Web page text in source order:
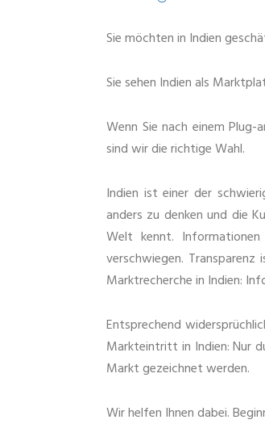
Sie möchten in Indien
Sie sehen Indien als
Wenn Sie nach einem
sind wir die richtige Wahl.
Indien ist einer der
anders zu denken und die
Welt kennt.
verschwiegen.
Marktrecherche in Indien:
Entsprechend
Markteintritt in Indien: Nur
Markt gezeichnet werden.
Wir helfen Ihnen dabei.